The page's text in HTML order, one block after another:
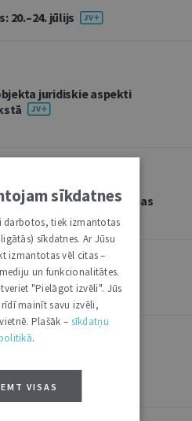
20.–24. jūlijs
juridiskie aspekti
un būvniecības
13.–17. jūlijs
nodarījumu
sīkdatnes
darbotos, tiek izmantotas
sīkdatnes. Ar Jūsu
izmantotas vēl citas –
un funkcionalitātes.
"Pielāgot izvēli". Jūs
mainīt savu izvēli,
Plašāk – sīkdatņu
.
VISAS